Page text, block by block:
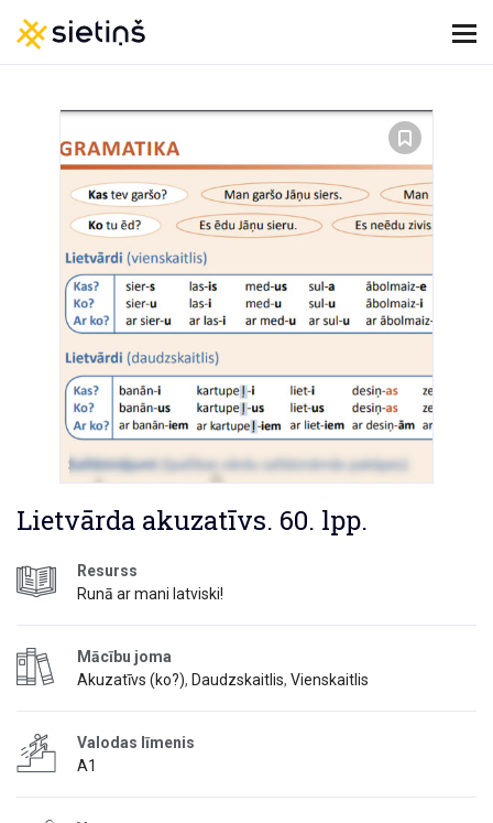
Lietvārda akuzatīvs. 60. lpp.
Resurss
Runā ar mani latviski!
Mācību joma
Akuzatīvs (ko?), Daudzskaitlis, Vienskaitlis
Valodas līmenis
A1